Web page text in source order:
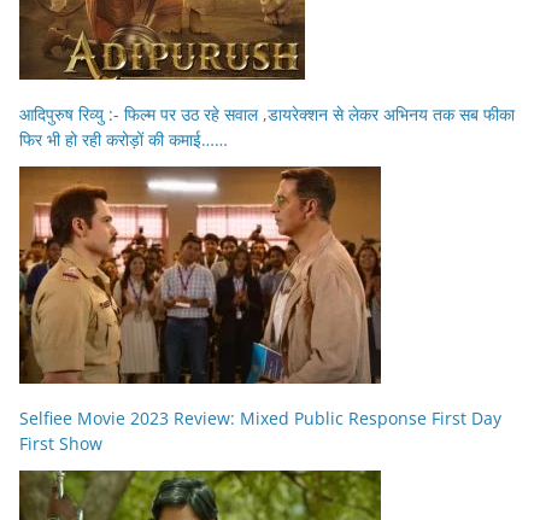
आदिपुरुष रिव्यु :- फिल्म पर उठ रहे सवाल ,डायरेक्शन से लेकर अभिनय तक सब फीका
फिर भी हो रही करोड़ों की कमाई……
Selfiee Movie 2023 Review: Mixed Public Response First Day
First Show